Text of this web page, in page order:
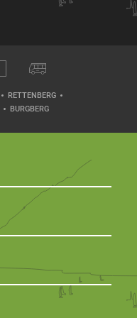
RETTENBERG
BURGBERG